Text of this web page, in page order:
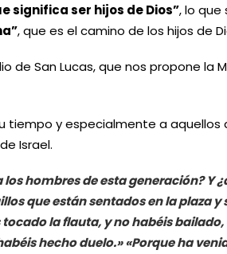
significa ser hijos de Dios”, lo que
, que es el camino de los hijos de
de San Lucas, que nos propone la
tiempo y especialmente a aquellos
Israel.
hombres de esta generación? Y
que están sentados en la plaza y
la flauta, y no habéis
hecho duelo.» «Porque ha